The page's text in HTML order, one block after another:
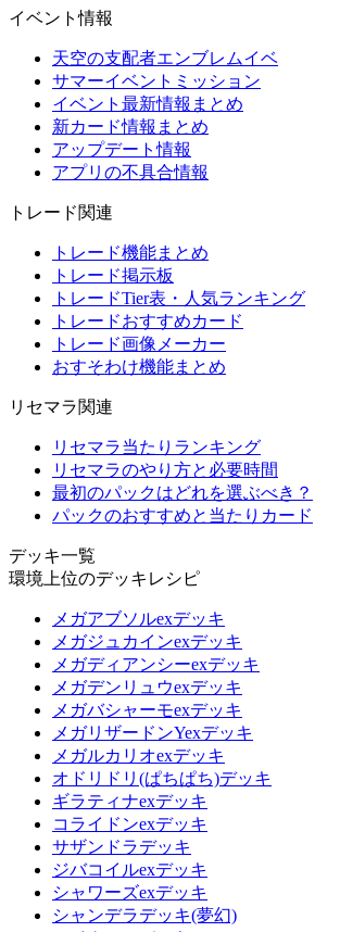
イベント情報
天空の支配者エンブレムイベ
サマーイベントミッション
イベント最新情報まとめ
新カード情報まとめ
アップデート情報
アプリの不具合情報
トレード関連
トレード機能まとめ
トレード掲示板
トレードTier表・人気ランキング
トレードおすすめカード
トレード画像メーカー
おすそわけ機能まとめ
リセマラ関連
リセマラ当たりランキング
リセマラのやり方と必要時間
最初のパックはどれを選ぶべき？
パックのおすすめと当たりカード
デッキ一覧
環境上位のデッキレシピ
メガアブソルexデッキ
メガジュカインexデッキ
メガディアンシーexデッキ
メガデンリュウexデッキ
メガバシャーモexデッキ
メガリザードンYexデッキ
メガルカリオexデッキ
オドリドリ(ぱちぱち)デッキ
ギラティナexデッキ
コライドンexデッキ
サザンドラデッキ
ジバコイルexデッキ
シャワーズexデッキ
シャンデラデッキ(夢幻)